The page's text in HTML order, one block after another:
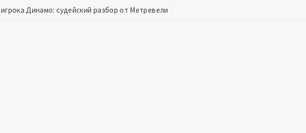
Динамо: судейский разбор от Метревели